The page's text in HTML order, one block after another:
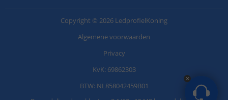
Copyright © 2026 LedprofielKoning
Algemene voorwaarden
Privacy
KvK: 69862303
BTW: NL858042459B01